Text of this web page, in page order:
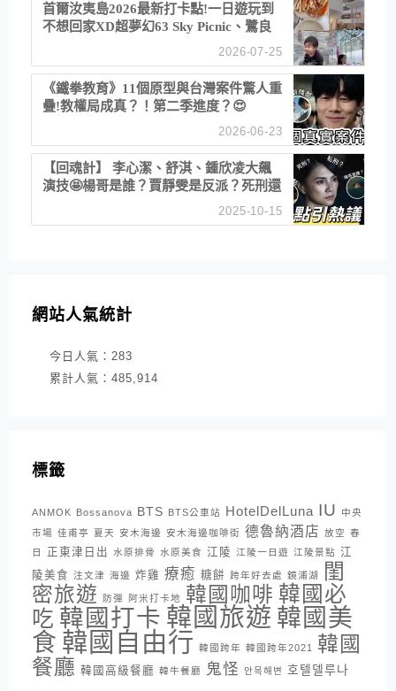
首爾汝夷島2026最新打卡點!一日遊玩到
不想回家XD超夢幻63 Sky Picnic、鷺良
津帝王蟹大餐、《淚之女王》拍攝地、漢
2026-07-25
《鐵拳教育》11個原型與台灣案件驚人重
疊!教權局成真？！第二季進度？😍
2026-06-23
【回魂計】 李心潔、舒淇、鍾欣凌大飆
演技🤩楊哥是誰？賈靜雯是反派？死刑還
2025-10-15
網站人氣統計
今日人氣： 283
累計人氣： 485,914
標籤
ANMOK Bossanova BTS BTS公車站 HotelDelLuna IU
中央
市場 佳甫亭 夏天 安木海邊 安木海邊咖啡街 德魯納酒店 放空 春
日
正東津日出 水原排骨 水原美食 江陵 江陵一日遊 江陵景點 江
陵美食 注文津 海邊 炸雞 療癒 糖餅 跨年好去處 鏡浦湖
閨
密旅遊
防彈 阿米打卡地 韓國咖啡 韓國必
吃 韓國打卡 韓國旅遊 韓國美
食 韓國自由行 韓國跨年 韓國跨年2021
韓國
餐廳 韓國高級餐廳 韓牛餐廳 鬼怪 안목해변 호텔델루나